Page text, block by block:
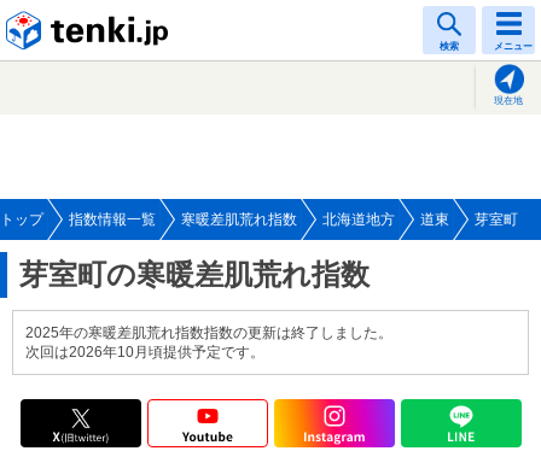
検索 メニュー
現在地
トップ 指数情報一覧 寒暖差肌荒れ指数 北海道地方 道東 芽室町
芽室町の寒暖差肌荒れ指数
2025年の寒暖差肌荒れ指数指数の更新は終了しました。
次回は2026年10月頃提供予定です。